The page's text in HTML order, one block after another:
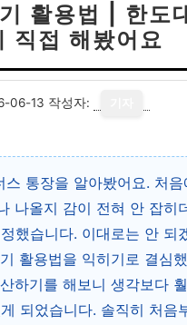
활용법 | 한도
직접 해봤어요
06-13 작성자:
통장을 알아봤어요. 처
나올지 감이 전혀 안 잡히
했습니다. 이대로는 안 되
활용법을 익히기로 결심
하기를 해보니 생각보다
되었습니다. 솔직히 처음